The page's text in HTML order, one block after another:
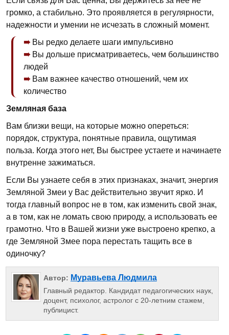
громко, а стабильно. Это проявляется в регулярности,
надежности и умении не исчезать в сложный момент.
Вы редко делаете шаги импульсивно
Вы дольше присматриваетесь, чем большинство
людей
Вам важнее качество отношений, чем их
количество
Земляная база
Вам близки вещи, на которые можно опереться:
порядок, структура, понятные правила, ощутимая
польза. Когда этого нет, Вы быстрее устаете и начинаете
внутренне зажиматься.
Если Вы узнаете себя в этих признаках, значит, энергия
Земляной Змеи у Вас действительно звучит ярко. И
тогда главный вопрос не в том, как изменить свой знак,
а в том, как не ломать свою природу, а использовать ее
грамотно. Что в Вашей жизни уже выстроено крепко, а
где Земляной Змее пора перестать тащить все в
одиночку?
Автор: Муравьева Людмила
Главный редактор. Кандидат педагогических наук,
доцент, психолог, астролог с 20-летним стажем,
публицист.